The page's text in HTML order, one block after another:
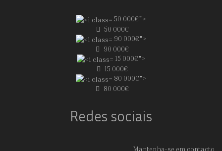
50 000€">
50 000€
90 000€">
90 000€
15 000€">
15 000€
80 000€">
80 000€
Redes sociais
Mantenha-se em contacto